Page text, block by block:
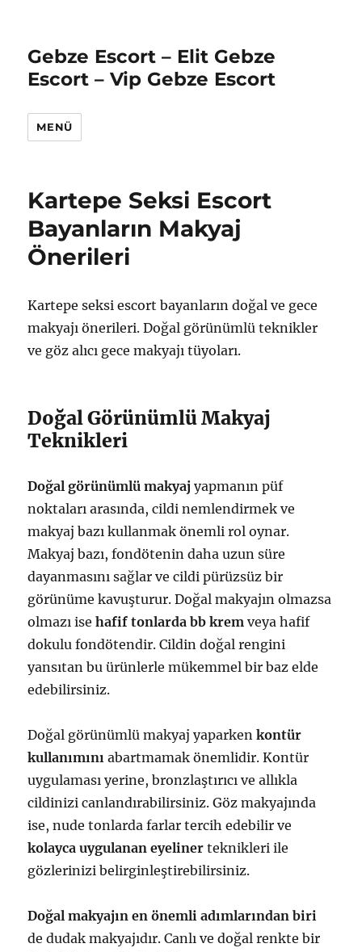
Gebze Escort – Elit Gebze
Escort – Vip Gebze Escort
MENÜ
Kartepe Seksi Escort
Bayanların Makyaj
Önerileri
Kartepe seksi escort bayanların doğal ve gece
makyajı önerileri. Doğal görünümlü teknikler
ve göz alıcı gece makyajı tüyoları.
Doğal Görünümlü Makyaj
Teknikleri
Doğal görünümlü makyaj yapmanın püf
noktaları arasında, cildi nemlendirmek ve
makyaj bazı kullanmak önemli rol oynar.
Makyaj bazı, fondötenin daha uzun süre
dayanmasını sağlar ve cildi pürüzsüz bir
görünüme kavuşturur. Doğal makyajın olmazsa
olmazı isehafif tonlarda bb krem veya hafif
dokulu fondötendir. Cildin doğal rengini
yansıtan bu ürünlerle mükemmel bir baz elde
edebilirsiniz.
Doğal görünümlü makyaj yaparkenkontür
kullanımını abartmamak önemlidir. Kontür
uygulaması yerine, bronzlaştırıcı ve allıkla
cildinizi canlandırabilirsiniz. Göz makyajında
ise, nude tonlarda farlar tercih edebilir ve
kolayca uygulanan eyeliner teknikleri ile
gözlerinizi belirginleştirebilirsiniz.
Doğal makyajın en önemli adımlarından biri
de dudak makyajıdır. Canlı ve doğal renkte bir